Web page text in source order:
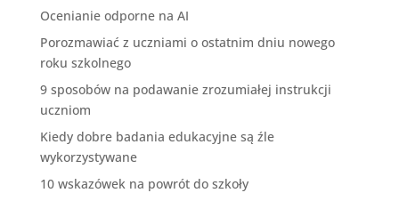
Ocenianie odporne na AI
Porozmawiać z uczniami o ostatnim dniu nowego
roku szkolnego
9 sposobów na podawanie zrozumiałej instrukcji
uczniom
Kiedy dobre badania edukacyjne są źle
wykorzystywane
10 wskazówek na powrót do szkoły